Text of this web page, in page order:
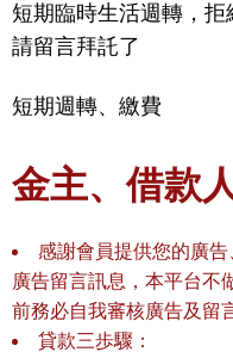
短期臨時生活週轉，
請留言拜託了
短期週轉、繳費
金主、借款
感謝會員提供您的廣
廣告留言訊息，本平台不
前務必自我審核廣告及留
貸款三歩驟：